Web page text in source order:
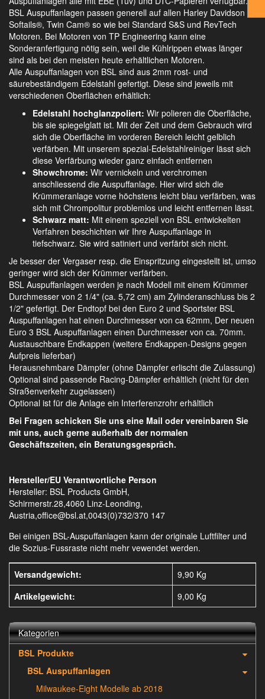
BSL Auspuffanlagen passen generell auf allen Harley Davidson
Softails®, Twin Cam® so wie bei Standard S&S und RevTech
Motoren. Bei Motoren von TP Engineering kann eine
Sonderanfertigung nötig sein, weil die Kühlrippen etwas länger
sind als bei den meisten heute erhältlichen Motoren.
Alle Auspuffanlagen von BSL sind aus 2mm rost- und
säurebeständigem Edelstahl gefertigt. Diese sind jeweils mit
verschiedenen Oberflächen erhältlich:
Edelstahl hochglanzpoliert: Wir polieren die Oberfläche,
bis sie spiegelglatt ist. Mit der Zeit und dem Gebrauch wird
sich die Oberfläche im vorderen Bereich leicht gelblich
verfärben. Mit unserem spezial-Edelstahlreiniger lässt sich
diese Verfärbung wieder ganz einfach entfernen
Showchrome: Wir vernickeln und verchromen
anschliessend die Auspuffanlage. Hier wird sich die
Krümmeranlage vorne höchstens leicht blau verfärben, was
sich mit Chrompolitur problemlos und leicht entfernen lässt.
Schwarz matt: Mit einem speziell von BSL entwickelten
Verfahren beschichten wir Ihre Auspuffanlage in
tiefschwarz. Sie wird satiniert und verfärbt sich nicht.
Je besser der Vergaser resp. die Einspritzung eingestellt ist, umso
geringer wird sich der Krümmer verfärben.
BSL Auspuffanlagen werden je nach Modell mit einem Krümmer
Durchmesser von 2 1/4" (ca. 5,72 cm) am Zylinderanschluss bis 2
1/2" gefertigt. Der Endtopf bei den Euro 2 und Sportster BSL
Auspuffanlagen hat einen Durchmesser von ca 62mm, Der neuen
Euro 3 BSL Auspuffanlagen einen Durchmesser von ca. 70mm.
Austauschbare Endkappen (weitere Endkappen-Designs gegen
Aufpreis lieferbar)
Herausnehmbare Dämpfer (ohne Dämpfer erlischt die Zulassung)
Optional sind passende Racing-Dämpfer erhältlich (nicht für den
Straßenverkehr zugelassen)
Optional ist für die Anlage ein Interferenzrohr erhältlich
Bei Fragen schicken Sie uns eine Mail oder vereinbaren Sie
mit uns, auch gerne außerhalb der normalen
Geschäftszeiten, ein Beratungsgespräch.
Hersteller/EU Verantwortliche Person
Hersteller: BSL Products GmbH,
Schirmerstr.28,4060 Linz-Leonding,
Austria,office@bsl.at,0043(0)732/370 147
Bei einigen BSL-Auspuffanlagen kann der originale Luftfilter und
die Sozius-Fussraste nicht mehr vewendet werden.
Versandgewicht:
9,90 Kg
Artikelgewicht:
9,00 Kg
Kategorien
BSL Produkte
BSL Auspuffanlagen
Milwaukee-Eight Modelle ab 2018